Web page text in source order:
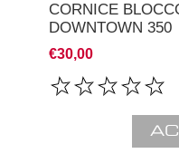
CORNICE
DOWNTOWN 350
€30,00